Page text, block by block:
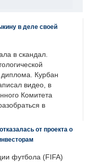
в деле своей
в скандал.
диплома. Курбан
видео, в
Комитета
в
от проекта о
футбола (FIFA)